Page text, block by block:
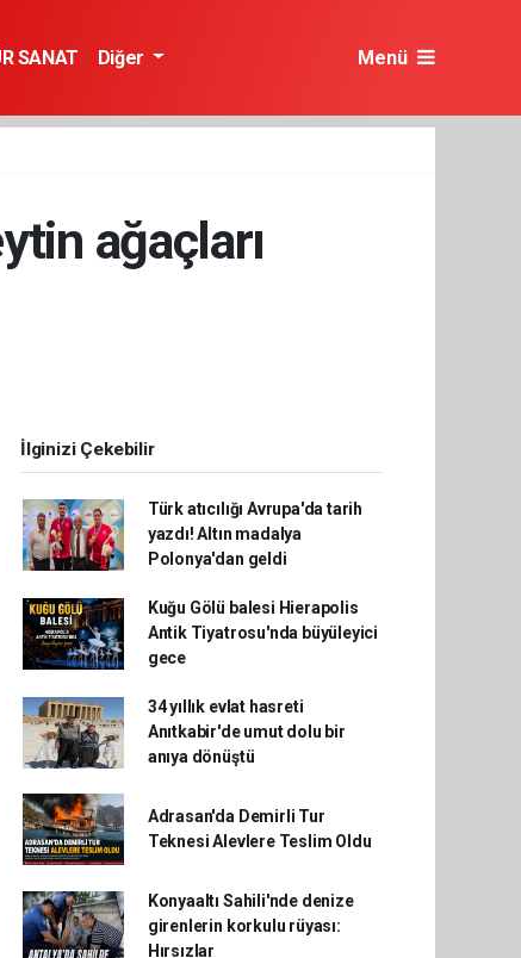
SANAT Diğer Menü
ağaçları
İlginizi Çekebilir
Türk atıcılığı Avrupa'da tarih
yazdı! Altın madalya
Polonya'dan geldi
Kuğu Gölü balesi Hierapolis
Antik Tiyatrosu'nda büyüleyici
gece
34 yıllık evlat hasreti
Anıtkabir'de umut dolu bir
anıya dönüştü
Adrasan'da Demirli Tur
Teknesi Alevlere Teslim Oldu
Konyaaltı Sahili'nde denize
girenlerin korkulu rüyası:
Hırsızlar